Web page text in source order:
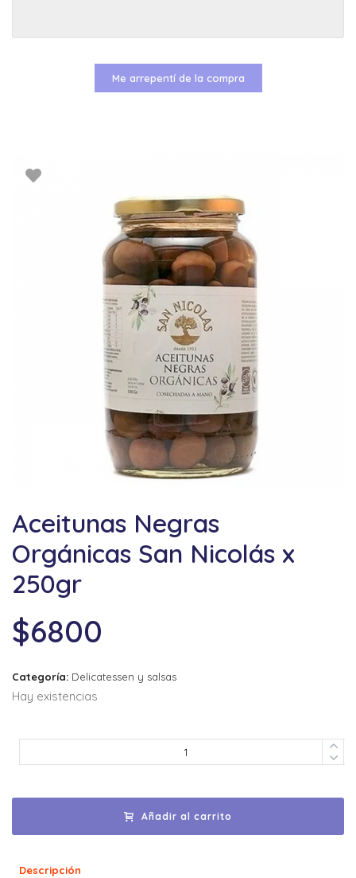
Aceitunas Negras
Orgánicas San Nicolás x
250gr
$6800
Categoría: Delicatessen y salsas
Hay existencias
Añadir al carrito
Descripción
Me arrepentí de la compra